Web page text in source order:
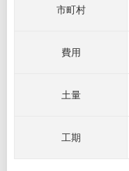
市町村
費用
土量
工期